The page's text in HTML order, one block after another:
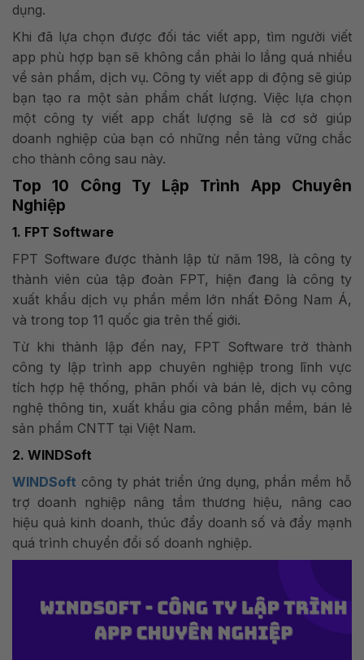
dụng.
Khi đã lựa chọn được đối tác viết app, tìm người viết
app phù hợp bạn sẽ không cần phải lo lắng quá nhiều
về sản phẩm, dịch vụ. Công ty viết app di động sẽ giúp
bạn tạo ra một sản phẩm chất lượng. Việc lựa chọn
một công ty viết app chất lượng sẽ là cơ sở giúp
doanh nghiệp của bạn có những nền tảng vững chắc
cho thành công sau này.
Top 10 Công Ty Lập Trình App Chuyên
Nghiệp
1. FPT Software
FPT Software được thành lập từ năm 198, là công ty
thành viên của tập đoàn FPT, hiện đang là công ty
xuất khẩu dịch vụ phần mềm lớn nhất Đông Nam Á,
và trong top 11 quốc gia trên thế giới.
Từ khi thành lập đến nay, FPT Software trở thành
công ty lập trình app chuyên nghiệp trong lĩnh vực
tích hợp hệ thống, phân phối và bán lẻ, dịch vụ công
nghệ thông tin, xuất khẩu gia công phần mềm, bán lẻ
sản phẩm CNTT tại Việt Nam.
2. WINDSoft
WINDSoft công ty phát triển ứng dụng, phần mềm hỗ
trợ doanh nghiệp nâng tầm thương hiệu, nâng cao
hiệu quả kinh doanh, thúc đẩy doanh số và đẩy mạnh
quá trình chuyển đổi số doanh nghiệp.